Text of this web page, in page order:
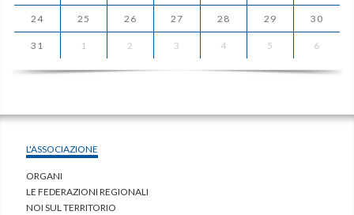
24 25 26 27 28 29 30
31 1 2 3 4 5 6
L'ASSOCIAZIONE
ORGANI
LE FEDERAZIONI REGIONALI
NOI SUL TERRITORIO